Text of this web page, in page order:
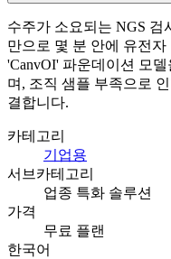
수주가 소요되는 NGS 검
만으로 몇 분 안에 유전
'CanvOI' 파운데이션 모
며, 조직 샘플 부족으로
결합니다.
카테고리
기업용
서브카테고리
업종 특화 솔루션
가격
무료 플랜
한국어